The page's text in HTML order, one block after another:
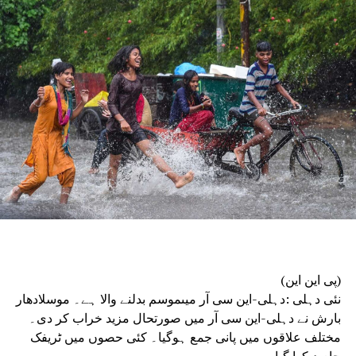
دوران سیکورٹی اہلکاروں کے ساتھ تعاون کریں۔”قبل ازیں،
دہلی پولیس نے بدھ کو 11 ریاستوں اور مرکز کے زیر انتظام
علاقوں کے سینئر پولیس افسران کے ساتھ ایک مشترکہ
سیکورٹی حکمت عملی کو حتمی شکل دینے اور یوم آزادی کی
تقریبات سے قبل انٹیلی جنس شیئرنگ کی کوششوں کو مضبوط
بنانے کے لیے ایک بین ریاستی رابطہ میٹنگ کی۔دہلی پولیس
کمشنر انوراگ کمار کی صدارت میں منعقدہ میٹنگ میں ہریانہ،
پنجاب، اتر پردیش، مدھیہ پردیش، ہماچل پردیش، جھارکھنڈ،
اتراکھنڈ، بہار، راجستھان، جموں و کشمیر اور چندی گڑھ کے
سینئر پولیس افسران نے شرکت کی۔
دہلی پولیس ہیڈکوارٹر میں منعقدہ میٹنگ میں مرکزی انٹیلی
تقریبات کو ہموار اور واقعات سے پاک کرنے کو یقینی بنانے پر
زور دیا گیا۔
(پی این این)
نئی دہلی :دہلی-این سی آر میںموسم بدلنے والا ہے۔ موسلادھار
بارش نے دہلی-این سی آر میں صورتحال مزید خراب کر دی۔
مختلف علاقوں میں پانی جمع ہوگیا۔ کئی حصوں میں ٹریفک